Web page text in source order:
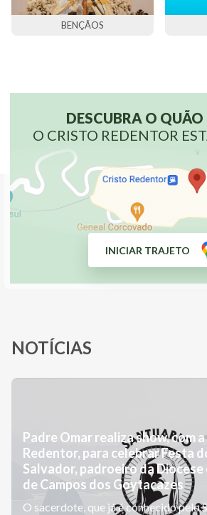
Transforme vidas
leve esperança, ofereça
DOE AGORA !
BENÇÃOS
DESCUBRA O QUÃO
O CRISTO REDENTOR
INICIAR TRAJETO
NOTÍCIAS
Padre Omar realiza show, com
Redentor, para celebrar Festa
Salvador, padroeiro da Diocese
de Campos dos Goytacazes
O sacerdote, que já é conhecido pelo